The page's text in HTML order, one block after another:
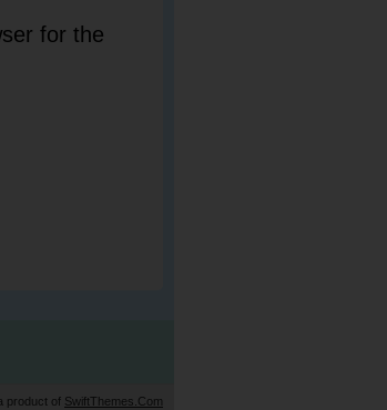
for the
product of SwiftThemes.Com